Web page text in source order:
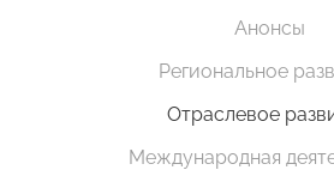
Анонсы
Региональное
Отраслевое
Международная